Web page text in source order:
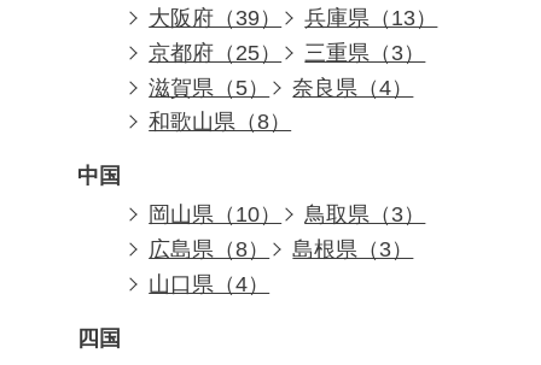
大阪府（39）
兵庫県（13）
京都府（25）
三重県（3）
滋賀県（5）
奈良県（4）
和歌山県（8）
中国
岡山県（10）
鳥取県（3）
広島県（8）
島根県（3）
山口県（4）
四国